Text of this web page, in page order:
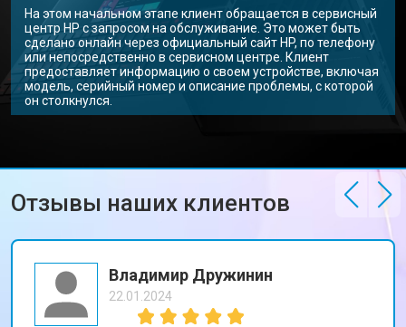
Замена микрофона от 2600 ₽ Заказать
Замена оперативной памяти от 1100 ₽ Заказать
Прошивка BIOS ноутбука HP
На этом начальном этапе клиент обращается в сервисный
центр HP с запросом на обслуживание. Это может быть
сделано онлайн через официальный сайт HP, по телефону
или непосредственно в сервисном центре. Клиент
предоставляет информацию о своем устройстве, включая
модель, серийный номер и описание проблемы, с которой
он столкнулся.
Отзывы наших клиентов
Владимир Дружинин
22.01.2024